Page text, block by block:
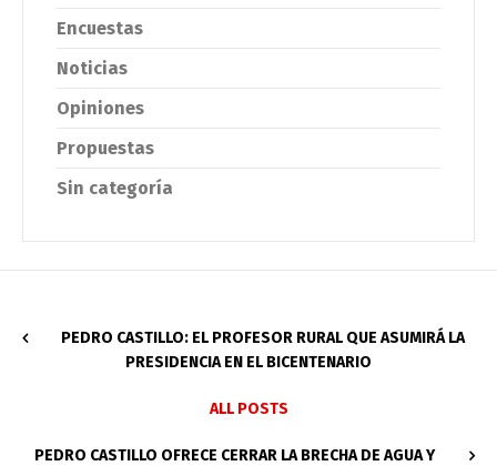
Encuestas
Noticias
Opiniones
Propuestas
Sin categoría
PEDRO CASTILLO: EL PROFESOR RURAL QUE ASUMIRÁ LA
PRESIDENCIA EN EL BICENTENARIO
ALL POSTS
PEDRO CASTILLO OFRECE CERRAR LA BRECHA DE AGUA Y